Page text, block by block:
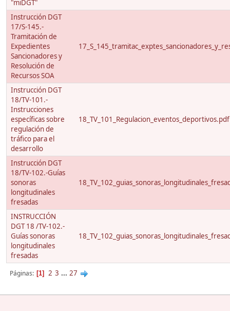
"miDGT"
Instrucción DGT
17/S-145.-
Tramitación de
Expedientes
Sancionadores y
Resolución de
Recursos SOA
Instrucción DGT
18/TV-101.-
Instrucciones
específicas sobre
regulación de
tráfico para el
desarrollo
18_TV_101_Regulacion_eventos_deportivos.pdf
Instrucción DGT
18/TV-102.-Guías
sonoras
longitudinales
fresadas
INSTRUCCIÓN
DGT 18 /TV-102.-
Guías sonoras
longitudinales
fresadas
Páginas 1 2 3 ... 27